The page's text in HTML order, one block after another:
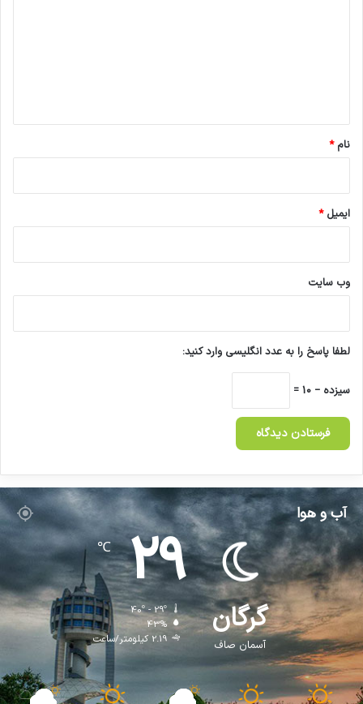
نام*
ایمیل*
وب‌ سایت
لطفا پاسخ را به عدد انگلیسی وارد کنید:
سیزده − 10 =
آب و هوا
گرگان
آسمان صاف
29
℃
40º - 29º
43%
2.19 کیلومتر/ساعت